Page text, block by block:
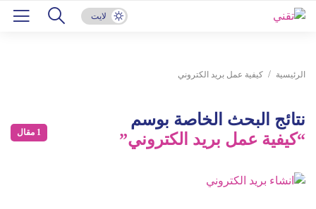
لايت
الرئيسية كيفية عمل بريد الكتروني
نتائج البحث الخاصة بوسم
“كيفية عمل بريد الكتروني”
1 مقال